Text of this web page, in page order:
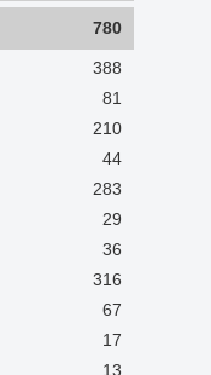
780
388
81
210
44
283
29
36
316
67
17
13